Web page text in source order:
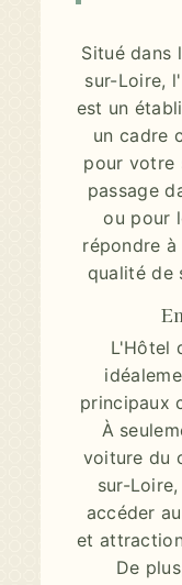
Situé dans
sur-Loire,
est un
un cadre
pour votre
passage
ou pour
répondre
qualité de
L'Hôtel
principaux
À
voiture du
sur-
accéder
et
De